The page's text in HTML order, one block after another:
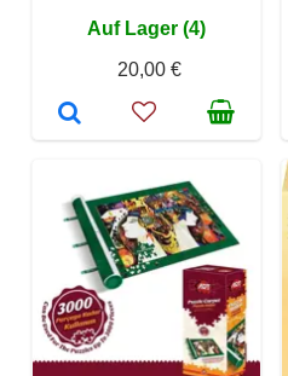
Auf Lager (4)
20,00 €